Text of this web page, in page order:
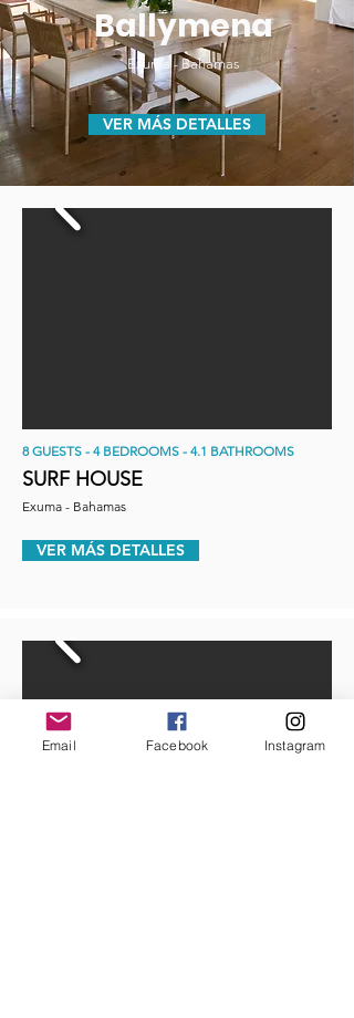
Ballymena
Exuma - Bahamas
VER MÁS DETALLES
8 GUESTS - 4 BEDROOMS - 4.1 BATHROOMS
SURF HOUSE
Exuma - Bahamas
VER MÁS DETALLES
Email Facebook Instagram